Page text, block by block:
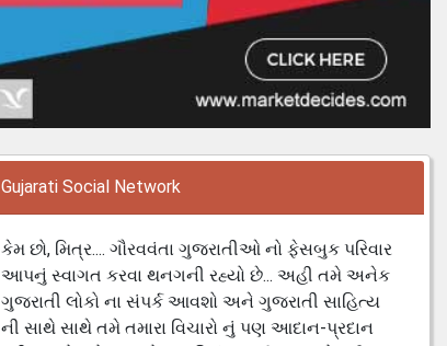
Gujarati Social Network
કેમ છો, મિત્ર.... ગૌરવવંતા ગુજરાતીઓ નો ફેસબુક પરિવાર
આપનું સ્વાગત કરવા થનગની રહ્યો છે... અહી તમે અનેક
ગુજરાતી લોકો ના સંપર્ક આવશો અને ગુજરાતી સાહિત્ય
ની સાથે સાથે તમે તમારા વિચારો નું પણ આદાન-પ્રદાન